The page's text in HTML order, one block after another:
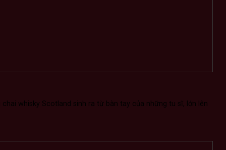
whisky Scotland sinh ra từ bàn tay của những tu sĩ, lớn lên